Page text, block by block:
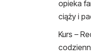
opieka
ciąży i
Kurs –